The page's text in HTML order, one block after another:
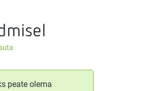
peate olema